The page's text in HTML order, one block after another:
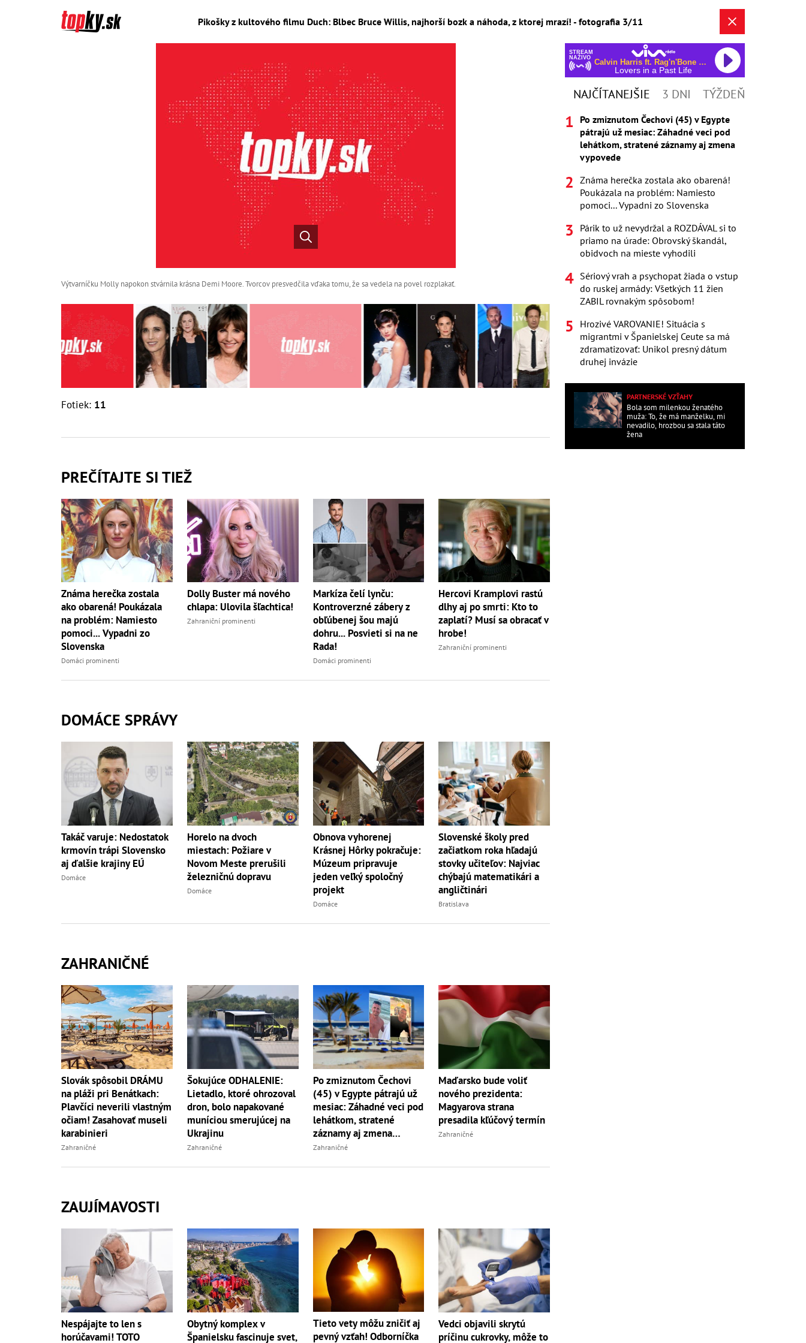
Pikošky z kultového filmu Duch: Blbec Bruce Willis, najhorší bozk a náhoda, z ktorej mrazí! - fotografia 3/11
Výtvarníčku Molly napokon stvárnila krásna Demi Moore. Tvorcov presvedčila vďaka tomu, že sa vedela na povel rozplakať.
Fotiek: 11
PREČÍTAJTE SI TIEŽ
Známa herečka zostala
ako obarená! Poukázala
na problém: Namiesto
pomoci... Vypadni zo
Slovenska
Domáci prominenti
Dolly Buster má nového
chlapa: Ulovila šľachtica!
Zahraniční prominenti
Markíza čelí lynču:
Kontroverzné zábery z
obľúbenej šou majú
dohru... Posvieti si na ne
Rada!
Domáci prominenti
Hercovi Kramplovi rastú
dlhy aj po smrti: Kto to
zaplatí? Musí sa obracať v
hrobe!
Zahraniční prominenti
DOMÁCE SPRÁVY
Takáč varuje: Nedostatok
krmovín trápi Slovensko
aj ďalšie krajiny EÚ
Domáce
Horelo na dvoch
miestach: Požiare v
Novom Meste prerušili
železničnú dopravu
Domáce
Obnova vyhorenej
Krásnej Hôrky pokračuje:
Múzeum pripravuje
jeden veľký spoločný
projekt
Domáce
Slovenské školy pred
začiatkom roka hľadajú
stovky učiteľov: Najviac
chýbajú matematikári a
angličtinári
Bratislava
ZAHRANIČNÉ
Slovák spôsobil DRÁMU
na pláži pri Benátkach:
Plavčíci neverili vlastným
očiam! Zasahovať museli
karabinieri
Zahraničné
Šokujúce ODHALENIE:
Lietadlo, ktoré ohrozoval
dron, bolo napakované
muníciou smerujúcej na
Ukrajinu
Zahraničné
Po zmiznutom Čechovi
(45) v Egypte pátrajú už
mesiac: Záhadné veci pod
lehátkom, stratené
záznamy aj zmena
vypovede
Zahraničné
Maďarsko bude voliť
nového prezidenta:
Magyarova strana
presadila kľúčový termín
Zahraničné
ZAUJÍMAVOSTI
Nespájajte to len s
horúčavami! TOTO
Obytný komplex v
Španielsku fascinuje svet,
Tieto vety môžu zničiť aj
pevný vzťah! Odborníčka
Vedci objavili skrytú
príčinu cukrovky, môže to
STREAM
NAŽIVO
Calvin Harris ft. Rag'n'Bone Man
Lovers in a Past Life
NAJČÍTANEJŠIE 3 DNI TÝŽDEŇ
Po zmiznutom Čechovi (45) v Egypte
pátrajú už mesiac: Záhadné veci pod
lehátkom, stratené záznamy aj zmena
vypovede
Známa herečka zostala ako obarená!
Poukázala na problém: Namiesto
pomoci... Vypadni zo Slovenska
Párik to už nevydržal a ROZDÁVAL si to
priamo na úrade: Obrovský škandál,
obidvoch na mieste vyhodili
Sériový vrah a psychopat žiada o vstup
do ruskej armády: Všetkých 11 žien
ZABIL rovnakým spôsobom!
Hrozivé VAROVANIE! Situácia s
migrantmi v Španielskej Ceute sa má
zdramatizovať: Unikol presný dátum
druhej invázie
PARTNERSKÉ VZŤAHY
Bola som milenkou ženatého
muža: To, že má manželku, mi
nevadilo, hrozbou sa stala táto
žena